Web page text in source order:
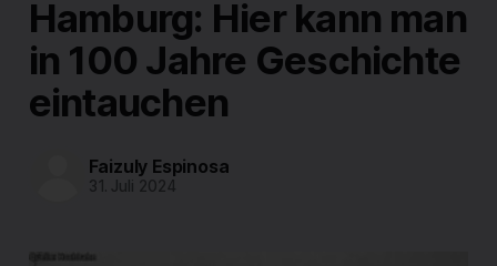
Hamburg: Hier kann man
in 100 Jahre Geschichte
eintauchen
Faizuly Espinosa
31. Juli 2024